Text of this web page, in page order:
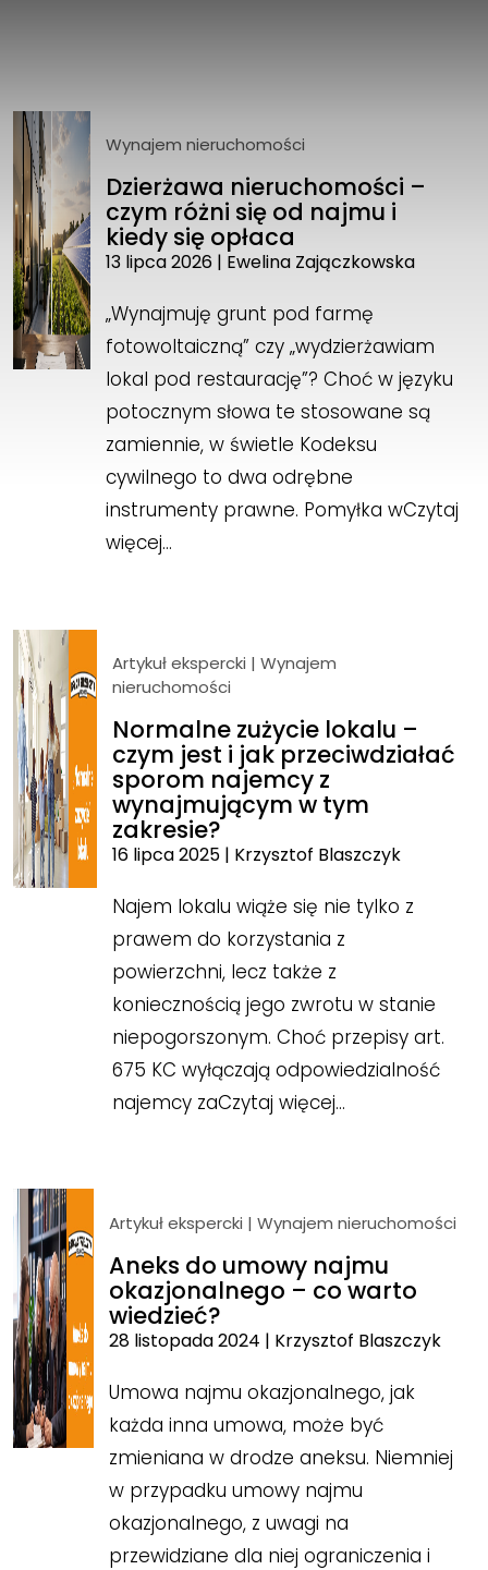
Wynajem nieruchomości
Dzierżawa nieruchomości –
czym różni się od najmu i
kiedy się opłaca
13 lipca 2026 | Ewelina Zajączkowska
„Wynajmuję grunt pod farmę
fotowoltaiczną” czy „wydzierżawiam
lokal pod restaurację”? Choć w języku
potocznym słowa te stosowane są
zamiennie, w świetle Kodeksu
cywilnego to dwa odrębne
instrumenty prawne. Pomyłka wCzytaj
więcej…
Artykuł ekspercki |Wynajem
nieruchomości
Normalne zużycie lokalu –
czym jest i jak przeciwdziałać
sporom najemcy z
wynajmującym w tym
zakresie?
16 lipca 2025 | Krzysztof Blaszczyk
Najem lokalu wiąże się nie tylko z
prawem do korzystania z
powierzchni, lecz także z
koniecznością jego zwrotu w stanie
niepogorszonym. Choć przepisy art.
675 KC wyłączają odpowiedzialność
najemcy zaCzytaj więcej…
Artykuł ekspercki | Wynajem nieruchomości
Aneks do umowy najmu
okazjonalnego – co warto
wiedzieć?
28 listopada 2024 | Krzysztof Blaszczyk
Umowa najmu okazjonalnego, jak
każda inna umowa, może być
zmieniana w drodze aneksu. Niemniej
w przypadku umowy najmu
okazjonalnego, z uwagi na
przewidziane dla niej ograniczenia i